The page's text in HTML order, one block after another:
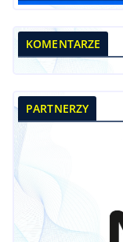
KOMENTARZE
PARTNERZY